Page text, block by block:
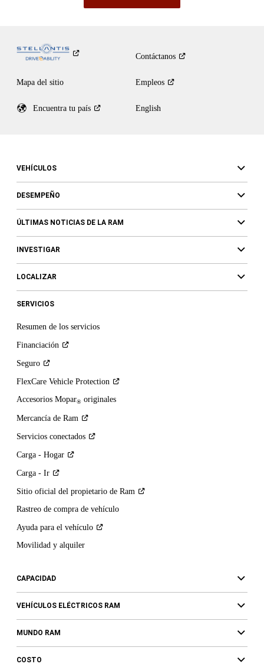
Contáctanos
Mapa del sitio Empleos
Encuentra tu país English
VEHÍCULOS
DESEMPEÑO
ÚLTIMAS NOTICIAS DE LA RAM
INVESTIGAR
LOCALIZAR
SERVICIOS
Resumen de los servicios
Financiación
Seguro
FlexCare Vehicle Protection
Accesorios Mopar®originales
Mercancía de Ram
Servicios conectados
Carga - Hogar
Carga - Ir
Sitio oficial del propietario de Ram
Rastreo de compra de vehículo
Ayuda para el vehículo
Movilidad y alquiler
CAPACIDAD
VEHÍCULOS ELÉCTRICOS RAM
MUNDO RAM
COSTO